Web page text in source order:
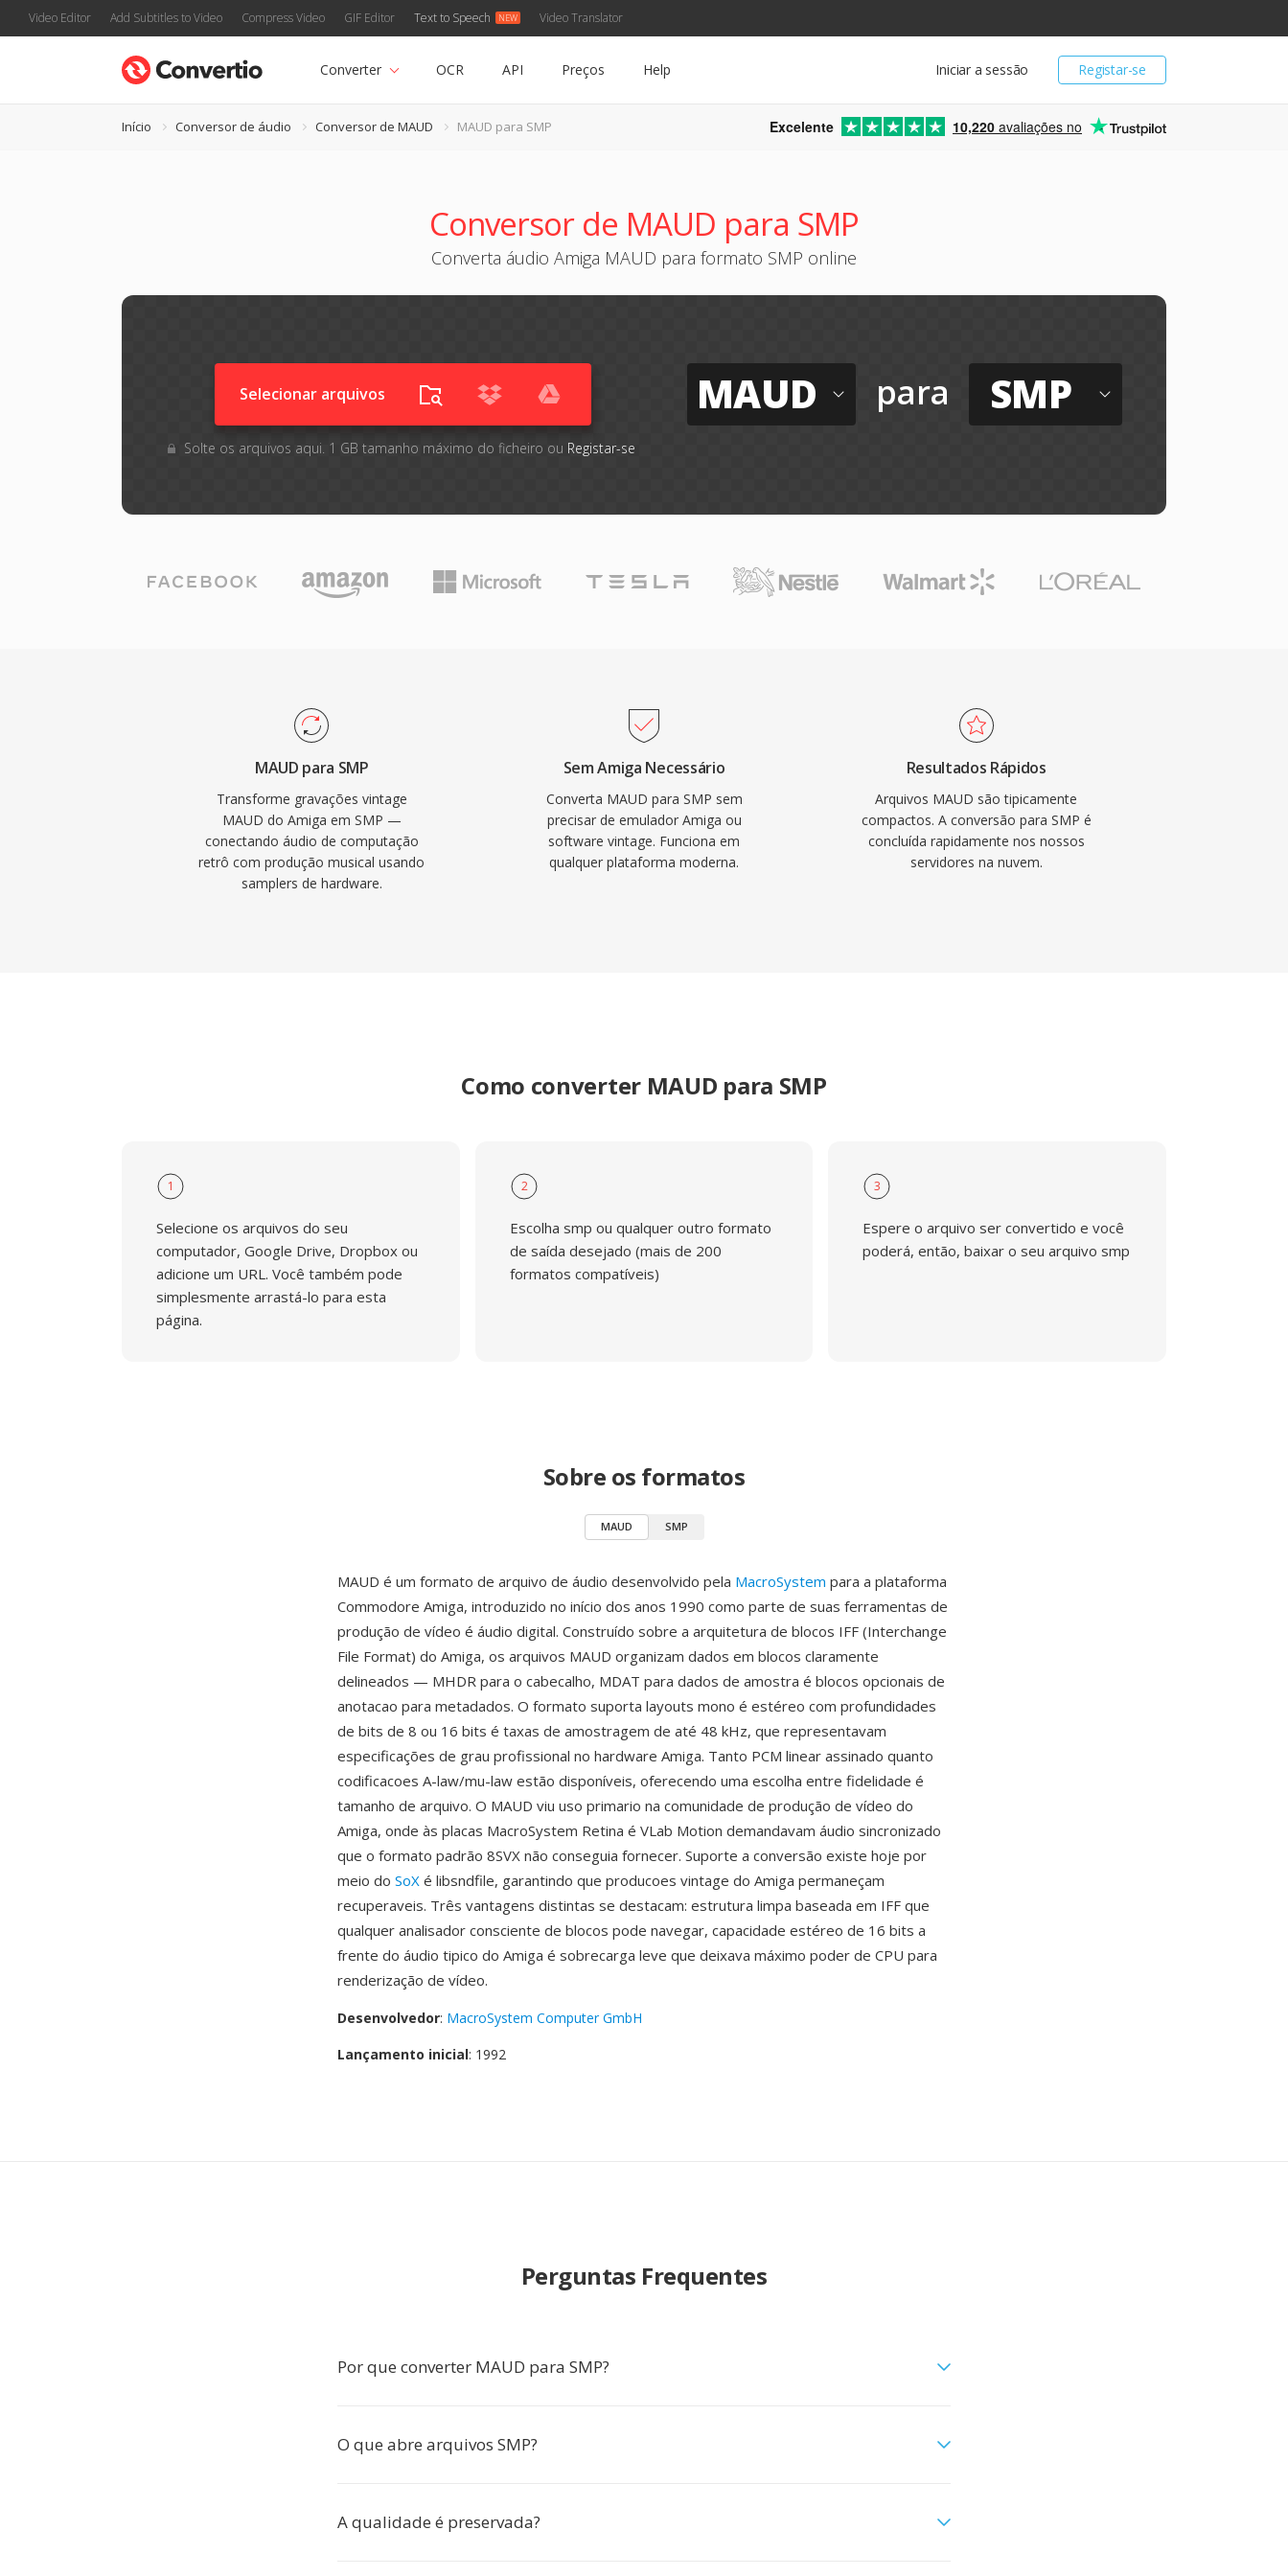
Video Editor Add Subtitles to Video Compress Video GIF Editor Text to Speech Video Translator
Registar-se
Iniciar a sessão
Converter OCR API Preços Help
Início Conversor de áudio Conversor de MAUD MAUD para SMP Excelente 10,220 avaliações no
Conversor de MAUD para SMP
Converta áudio Amiga MAUD para formato SMP online
Selecionar arquivos
Solte os arquivos aqui. 1 GB tamanho máximo do ficheiro ou Registar-se
MAUD para SMP
MAUD para SMP
Transforme gravações vintage
MAUD do Amiga em SMP —
conectando áudio de computação
retrô com produção musical usando
samplers de hardware.
Sem Amiga Necessário
Converta MAUD para SMP sem
precisar de emulador Amiga ou
software vintage. Funciona em
qualquer plataforma moderna.
Resultados Rápidos
Arquivos MAUD são tipicamente
compactos. A conversão para SMP é
concluída rapidamente nos nossos
servidores na nuvem.
Como converter MAUD para SMP
1
Selecione os arquivos do seu
computador, Google Drive, Dropbox ou
adicione um URL. Você também pode
simplesmente arrastá-lo para esta
página.
2
Escolha smp ou qualquer outro formato
de saída desejado (mais de 200
formatos compatíveis)
3
Espere o arquivo ser convertido e você
poderá, então, baixar o seu arquivo smp
Sobre os formatos
MAUD SMP
MAUD é um formato de arquivo de áudio desenvolvido pela MacroSystem para a plataforma
Commodore Amiga, introduzido no início dos anos 1990 como parte de suas ferramentas de
produção de vídeo é áudio digital. Construído sobre a arquitetura de blocos IFF (Interchange
File Format) do Amiga, os arquivos MAUD organizam dados em blocos claramente
delineados — MHDR para o cabecalho, MDAT para dados de amostra é blocos opcionais de
anotacao para metadados. O formato suporta layouts mono é estéreo com profundidades
de bits de 8 ou 16 bits é taxas de amostragem de até 48 kHz, que representavam
especificações de grau profissional no hardware Amiga. Tanto PCM linear assinado quanto
codificacoes A-law/mu-law estão disponíveis, oferecendo uma escolha entre fidelidade é
tamanho de arquivo. O MAUD viu uso primario na comunidade de produção de vídeo do
Amiga, onde às placas MacroSystem Retina é VLab Motion demandavam áudio sincronizado
que o formato padrão 8SVX não conseguia fornecer. Suporte a conversão existe hoje por
meio do SoX é libsndfile, garantindo que producoes vintage do Amiga permaneçam
recuperaveis. Três vantagens distintas se destacam: estrutura limpa baseada em IFF que
qualquer analisador consciente de blocos pode navegar, capacidade estéreo de 16 bits a
frente do áudio tipico do Amiga é sobrecarga leve que deixava máximo poder de CPU para
renderização de vídeo.
Desenvolvedor: MacroSystem Computer GmbH
Lançamento inicial: 1992
Perguntas Frequentes
Por que converter MAUD para SMP?
O que abre arquivos SMP?
A qualidade é preservada?